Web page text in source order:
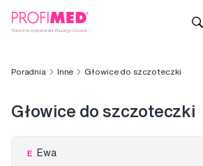
Poradnia Inne Głowice do szczoteczki
Głowice do szczoteczki
E Ewa